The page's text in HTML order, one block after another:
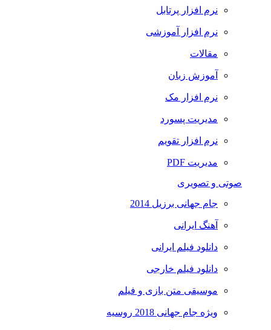
نرم افزار پرتابل
نرم افزار آموزشی
مقالات
آموزش زبان
نرم افزار مک
مدیریت پسورد
نرم افزار تقویم
مدیریت PDF
صوتی و تصویری
جام جهانی برزیل 2014
آهنگ ایرانی
دانلود فیلم ایرانی
دانلود فیلم خارجی
موسیقی متن بازی و فیلم
ویژه جام جهانی 2018 روسیه